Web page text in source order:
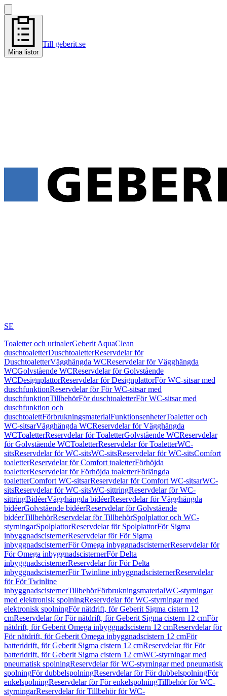
Mina listor
Till geberit.se
SE
Toaletter och urinalerGeberit AquaClean
duschtoaletterDuschtoaletterReservdelar för
DuschtoaletterVägghängda WCReservdelar för Vägghängda
WCGolvstående WCReservdelar för Golvstående
WCDesignplattorReservdelar för DesignplattorFör WC-sitsar med
duschfunktionReservdelar för För WC-sitsar med
duschfunktionTillbehörFör duschtoaletterFör WC-sitsar med
duschfunktion och
duschtoalettFörbrukningsmaterialFunktionsenheterToaletter och
WC-sitsarVägghängda WCReservdelar för Vägghängda
WCToaletterReservdelar för ToaletterGolvstående WCReservdelar
för Golvstående WCToaletterReservdelar för ToaletterWC-
sitsReservdelar för WC-sitsWC-sitsReservdelar för WC-sitsComfort
toaletterReservdelar för Comfort toaletterFörhöjda
toaletterReservdelar för Förhöjda toaletterFörlängda
toaletterComfort WC-sitsarReservdelar för Comfort WC-sitsarWC-
sitsReservdelar för WC-sitsWC-sittringReservdelar för WC-
sittringBidéerVägghängda bidéerReservdelar för Vägghängda
bidéerGolvstående bidéerReservdelar för Golvstående
bidéerTillbehörReservdelar för TillbehörSpolplattor och WC-
styrningarSpolplattorReservdelar för SpolplattorFör Sigma
inbyggnadscisternerReservdelar för För Sigma
inbyggnadscisternerFör Omega inbyggnadscisternerReservdelar för
För Omega inbyggnadscisternerFör Delta
inbyggnadscisternerReservdelar för För Delta
inbyggnadscisternerFör Twinline inbyggnadscisternerReservdelar
för För Twinline
inbyggnadscisternerTillbehörFörbrukningsmaterialWC-styrningar
med elektronisk spolningReservdelar för WC-styrningar med
elektronisk spolningFör nätdrift, för Geberit Sigma cistern 12
cmReservdelar för För nätdrift, för Geberit Sigma cistern 12 cmFör
nätdrift, för Geberit Omega inbyggnadscistern 12 cmReservdelar för
För nätdrift, för Geberit Omega inbyggnadscistern 12 cmFör
batteridrift, för Geberit Sigma cistern 12 cmReservdelar för För
batteridrift, för Geberit Sigma cistern 12 cmWC-styrningar med
pneumatisk spolningReservdelar för WC-styrningar med pneumatisk
spolningFör dubbelspolningReservdelar för För dubbelspolningFör
enkelspolningReservdelar för För enkelspolningTillbehör för WC-
styrningarReservdelar för Tillbehör för WC-